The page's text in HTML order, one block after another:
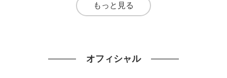
もっと見る
オフィシャル